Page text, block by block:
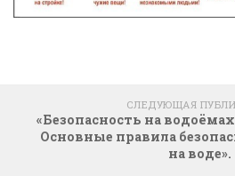
СЛЕДУЮЩАЯ
«Безопасность на
Основные правила
на воде».